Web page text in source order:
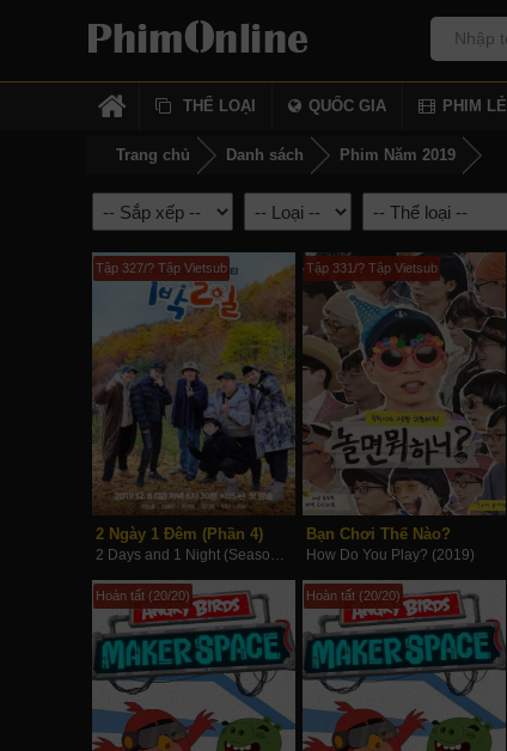
THỂ LOẠI QUỐC GIA PHIM LẺ
Trang chủ Danh sách Phim Năm 2019
Tập 327/? Tập Vietsub
2 Ngày 1 Đêm (Phần 4)
2 Days and 1 Night (Season 4) (2019)
Tập 331/? Tập Vietsub
Bạn Chơi Thế Nào?
How Do You Play? (2019)
Hoàn tất (20/20) Hoàn tất (20/20)